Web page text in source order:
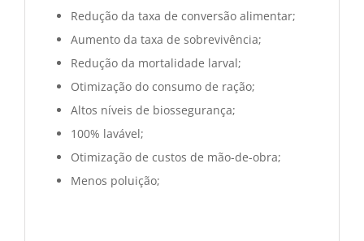
Redução da taxa de conversão alimentar;
Aumento da taxa de sobrevivência;
Redução da mortalidade larval;
Otimização do consumo de ração;
Altos níveis de biossegurança;
100% lavável;
Otimização de custos de mão-de-obra;
Menos poluição;